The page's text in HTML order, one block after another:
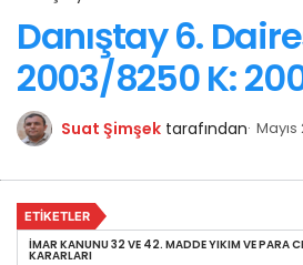
Danıştay 6.
2003/8250 K:
Suat Şimşek tarafından
ETIKETLER
İMAR KANUNU 32 VE 42. MADDE YIKIM VE PARA
KARARLARI